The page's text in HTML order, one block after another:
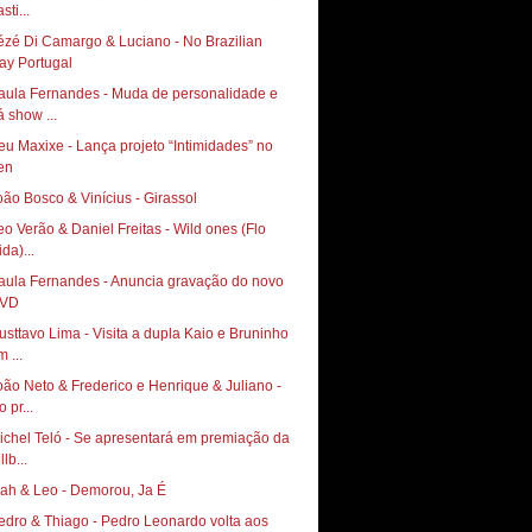
Di Camargo & Luciano - No Brazilian
Portugal
Fernandes - Muda de personalidade e
show ...
Maxixe - Lança projeto “Intimidades” no
Bosco & Vinícius - Girassol
Verão & Daniel Freitas - Wild ones (Flo
Fernandes - Anuncia gravação do novo
Lima - Visita a dupla Kaio e Bruninho
...
Neto & Frederico e Henrique & Juliano -
pr...
Teló - Se apresentará em premiação da
& Leo - Demorou, Ja É
& Thiago - Pedro Leonardo volta aos